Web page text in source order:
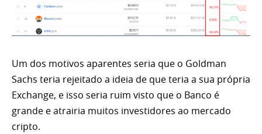
Um dos motivos aparentes seria que o Goldman
Sachs teria rejeitado a ideia de que teria a sua própria
Exchange, e isso seria ruim visto que o Banco é
grande e atrairia muitos investidores ao mercado
cripto.